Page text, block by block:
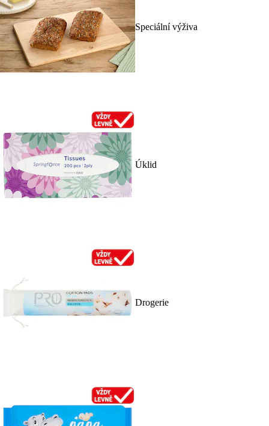
Speciální výživa
Úklid
Drogerie